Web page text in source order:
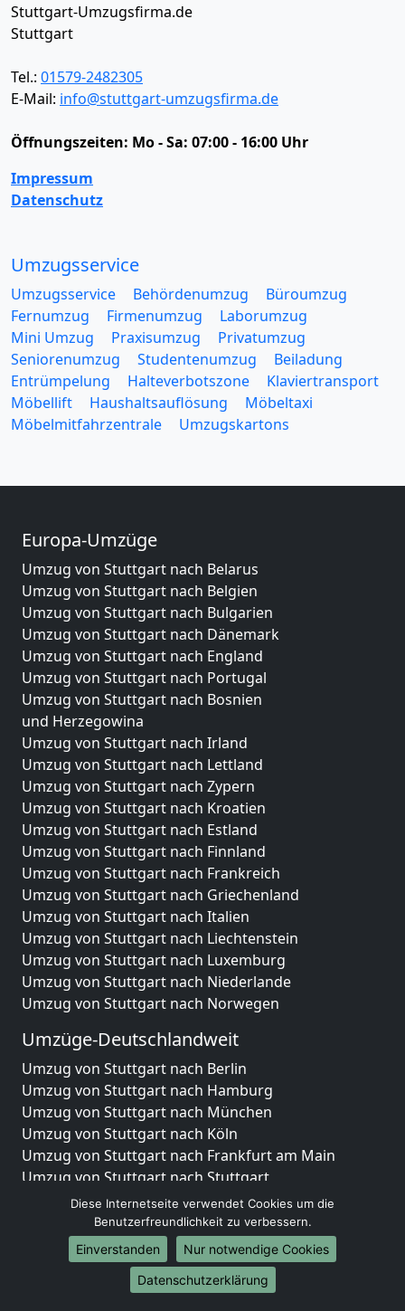
Stuttgart-Umzugsfirma.de
Stuttgart
Tel.: 01579-2482305
E-Mail: info@stuttgart-umzugsfirma.de
Öffnungszeiten: Mo - Sa: 07:00 - 16:00 Uhr
Impressum
Datenschutz
Umzugsservice
Umzugsservice Behördenumzug
Büroumzug
Fernumzug
Firmenumzug
Laborumzug
Mini Umzug
Praxisumzug
Privatumzug
Seniorenumzug
Studentenumzug
Beiladung
Entrümpelung
Halteverbotszone
Klaviertransport
Möbellift
Haushaltsauflösung
Möbeltaxi
Möbelmitfahrzentrale
Umzugskartons
Europa-Umzüge
Umzug von Stuttgart nach Belarus
Umzug von Stuttgart nach Belgien
Umzug von Stuttgart nach Bulgarien
Umzug von Stuttgart nach Dänemark
Umzug von Stuttgart nach England
Umzug von Stuttgart nach Portugal
Umzug von Stuttgart nach Bosnien
und Herzegowina
Umzug von Stuttgart nach Irland
Umzug von Stuttgart nach Lettland
Umzug von Stuttgart nach Zypern
Umzug von Stuttgart nach Kroatien
Umzug von Stuttgart nach Estland
Umzug von Stuttgart nach Finnland
Umzug von Stuttgart nach Frankreich
Umzug von Stuttgart nach Griechenland
Umzug von Stuttgart nach Italien
Umzug von Stuttgart nach Liechtenstein
Umzug von Stuttgart nach Luxemburg
Umzug von Stuttgart nach Niederlande
Umzug von Stuttgart nach Norwegen
Umzüge-Deutschlandweit
Umzug von Stuttgart nach Berlin
Umzug von Stuttgart nach Hamburg
Umzug von Stuttgart nach München
Umzug von Stuttgart nach Köln
Umzug von Stuttgart nach Frankfurt am Main
Umzug von Stuttgart nach Stuttgart
Umzug von Stuttgart nach Düsseldorf
Umzug von Stuttgart nach Leipzig
Umzug von Stuttgart nach Dortmund
Umzug von Stuttgart nach Essen
Umzug von Stuttgart nach Bremen
Diese Internetseite verwendet Cookies um die
Benutzerfreundlichkeit zu verbessern.
Einverstanden
Nur notwendige Cookies
Datenschutzerklärung